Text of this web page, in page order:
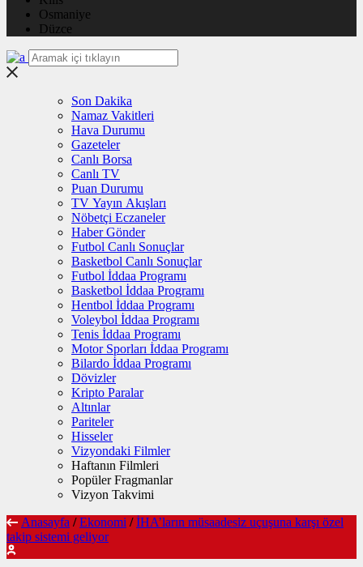
Osmaniye
Düzce
Son Dakika
Namaz Vakitleri
Hava Durumu
Gazeteler
Canlı Borsa
Canlı TV
Puan Durumu
TV Yayın Akışları
Nöbetçi Eczaneler
Haber Gönder
Futbol Canlı Sonuçlar
Basketbol Canlı Sonuçlar
Futbol İddaa Programı
Basketbol İddaa Programı
Hentbol İddaa Programı
Voleybol İddaa Programı
Tenis İddaa Programı
Motor Sporları İddaa Programı
Bilardo İddaa Programı
Dövizler
Kripto Paralar
Altınlar
Pariteler
Hisseler
Vizyondaki Filmler
Haftanın Filmleri
Popüler Fragmanlar
Vizyon Takvimi
Anasayfa / Ekonomi / İHA’ların müsaadesiz uçuşuna karşı özel
takip sistemi geliyor